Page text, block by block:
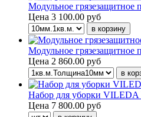
Модульное
Цена 3 100.00 руб
Модульное грязезащитное
Цена 2 860.00 руб
Набор для уборки
Цена 7 800.00 руб